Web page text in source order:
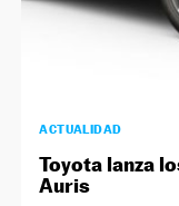
ACTUALIDAD
Toyota lanza
Auris